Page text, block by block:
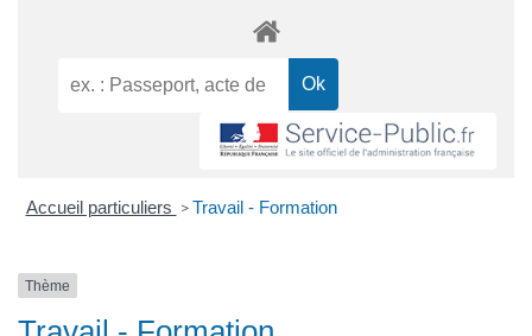
Accueil particuliers > Travail - Formation
Thème